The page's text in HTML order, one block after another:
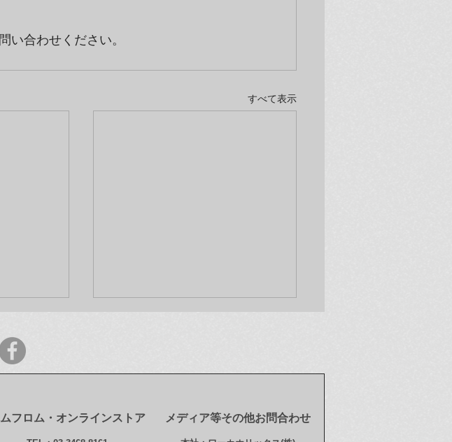
い合わせください。
すべて表示
【ラムフロム・メディア情
フロム・オンラインストア メディア等その他お問合わせ